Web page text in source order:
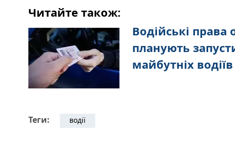
Читайте також:
Водійські права
планують
майбутніх водіїв
Теги: водії